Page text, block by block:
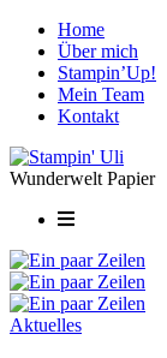
Home
Über mich
Stampin’Up!
Mein Team
Kontakt
Wunderwelt Papier
Aktuelles